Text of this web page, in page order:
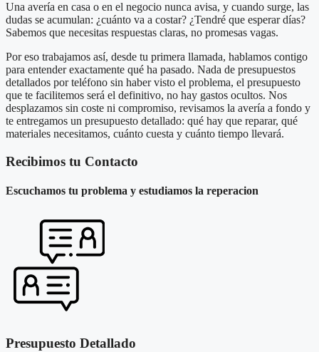
Una avería en casa o en el negocio nunca avisa, y cuando surge, las
dudas se acumulan: ¿cuánto va a costar? ¿Tendré que esperar días?
Sabemos que necesitas respuestas claras, no promesas vagas.
Por eso trabajamos así, desde tu primera llamada, hablamos contigo
para entender exactamente qué ha pasado. Nada de presupuestos
detallados por teléfono sin haber visto el problema, el presupuesto
que te facilitemos será el definitivo, no hay gastos ocultos. Nos
desplazamos sin coste ni compromiso, revisamos la avería a fondo y
te entregamos un presupuesto detallado: qué hay que reparar, qué
materiales necesitamos, cuánto cuesta y cuánto tiempo llevará.
Recibimos tu Contacto
Escuchamos tu problema y estudiamos la reperacion
Presupuesto Detallado